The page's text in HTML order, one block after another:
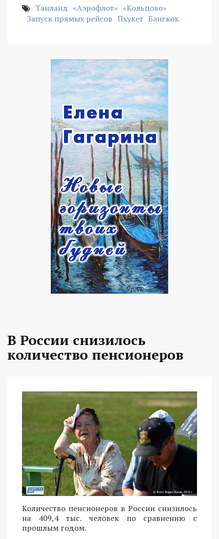
Таиланд «Аэрофлот» «Кольцово»
Запуск прямых рейсов Пхукет Бангкок
В России снизилось
количество пенсионеров
Количество пенсионеров в России снизилось
на 409,4 тыс. человек по сравнению с
прошлым годом.